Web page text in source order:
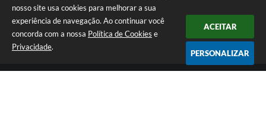
nosso site usa cookies para melhorar a sua
experiência de navegação. Ao continuar você
concorda com a nossa Política de Cookies e
Privacidade.
ACEITAR
PERSONALIZAR